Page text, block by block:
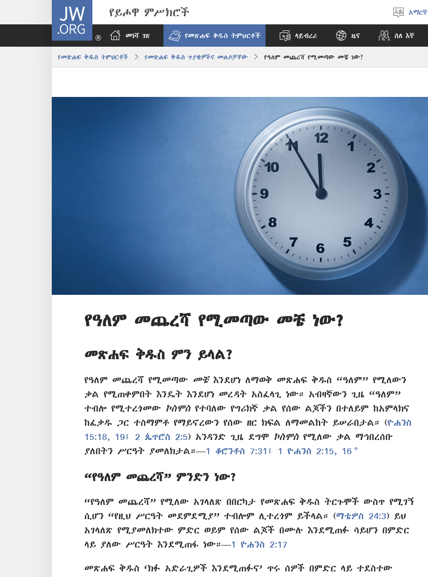
JW.ORG የይሖዋ ምሥክሮች
ቋንቋ
አማርኛ
መነሻ ገጽ የመጽሐፍ ቅዱስ ትምህርቶች ላይብረሪ ዜና ስለ እኛ
የመጽሐፍ ቅዱስ ትምህርቶች የመጽሐፍ ቅዱስ ጥያቄዎችና መልሶቻቸው የዓለም መጨረሻ የሚመጣው መቼ ነው?
የዓለም መጨረሻ የሚመጣው መቼ ነው?
መጽሐፍ ቅዱስ ምን ይላል?
የዓለም መጨረሻ የሚመጣው መቼእንደሆነ ለማወቅ መጽሐፍ ቅዱስ “ዓለም” የሚለውን
ቃል የሚጠቀምበት እንዴት እንደሆነ መረዳት አስፈላጊ ነው። አብዛኛውን ጊዜ “ዓለም”
ተብሎ የሚተረጎመው ኮስሞስየተባለው የግሪክኛ ቃል የሰው ልጆችን በተለይም ከአምላክና
ከፈቃዱ ጋር ተስማምቶ የማይኖረውን የሰው ዘር ክፍል ለማመልከት ይሠራበታል። (ዮሐንስ
15:18, 19፤
2 ጴጥሮስ 2:5) አንዳንድ ጊዜ ደግሞ ኮስሞስየሚለው ቃል ማኅበረሰቡ
ያለበትን ሥርዓት ያመለክታል።—1 ቆሮንቶስ 7:31፤ 1 ዮሐንስ 2:15, 16 a
“የዓለም መጨረሻ” ምንድን ነው?
“የዓለም መጨረሻ” የሚለው አገላለጽ በበርካታ የመጽሐፍ ቅዱስ ትርጉሞች ውስጥ የሚገኝ
ሲሆን “የዚህ ሥርዓት መደምደሚያ” ተብሎም ሊተረጎም ይችላል። (ማቴዎስ 24:3) ይህ
አገላለጽ የሚያመለክተው ምድር ወይም የሰው ልጆች በሙሉ እንደሚጠፉ ሳይሆን በምድር
ላይ ያለው ሥርዓት እንደሚጠፋ ነው።—1 ዮሐንስ 2:17
መጽሐፍ ቅዱስ ‘ክፉ አድራጊዎች እንደሚጠፉና’ ጥሩ ሰዎች በምድር ላይ ተደስተው